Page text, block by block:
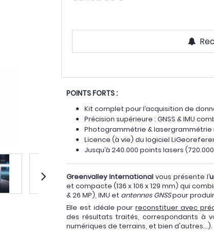
POINTS FORTS :
Kit complet pour l’acquisition de
Précision supérieure : GNSS & IMU
Photogrammétrie & lasergrammétrie
Licence (à vie) du logiciel
Jusqu’à 240.000 points lasers
Greenvalley International vous présente l’
et compacte (136 x 106 x 129 mm) qui
& 26 MP), IMU et antennes GNSSpour
Elle est idéale pourreconstituer avec
des résultats traités, correspondants à
numériques de terrains, et bien d'autres…).